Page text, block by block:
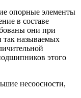
опорные элементы
в составе
они при
так называемых
этого
несоосности,